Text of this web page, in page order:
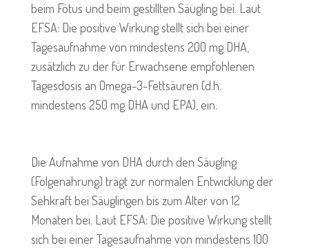
beim Fötus und beim gestillten Säugling bei. Laut
EFSA: Die positive Wirkung stellt sich bei einer
Tagesaufnahme von mindestens 200 mg DHA,
zusätzlich zu der für Erwachsene empfohlenen
Tagesdosis an Omega-3-Fettsäuren (d.h.
mindestens 250 mg DHA und EPA), ein.
Die Aufnahme von DHA durch den Säugling
(Folgenahrung) trägt zur normalen Entwicklung der
Sehkraft bei Säuglingen bis zum Alter von 12
Monaten bei. Laut EFSA: Die positive Wirkung stellt
sich bei einer Tagesaufnahme von mindestens 100